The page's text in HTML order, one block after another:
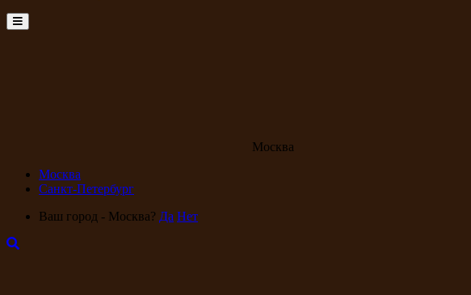
Menu
Москва
Москва
Санкт-Петербург
Ваш город - Москва? Да Нет